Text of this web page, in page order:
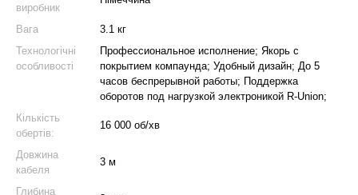
виробник
Вага
3.1 кг
Технологічні
особливості
Профессиональное исполнение; Якорь с
покрытием компаунда; Удобный дизайн; До 5
часов беспрерывной работы; Поддержка
оборотов под нагрузкой электроникой R-Union;
Кількість
обертів:
16 000 об/хв
Довжина
кабеля
3 м
Глибина